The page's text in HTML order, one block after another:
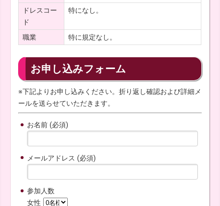
ドレスコー
ド
特になし。
職業 特に規定なし。
お申し込みフォーム
※下記よりお申し込みください。折り返し確認および詳細メ
ールを送らせていただきます。
お名前 (必須)
メールアドレス (必須)
参加人数
女性